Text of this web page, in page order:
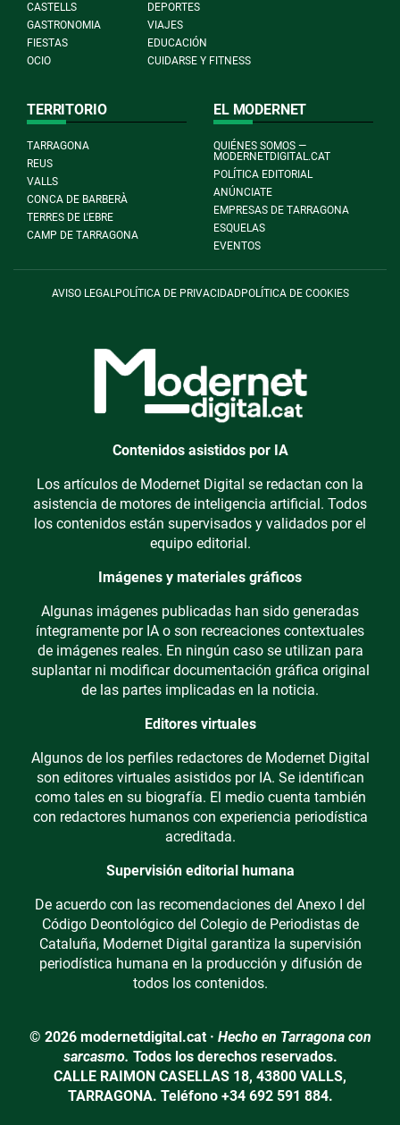
CASTELLS
DEPORTES
GASTRONOMIA
VIAJES
FIESTAS
EDUCACIÓN
OCIO
CUIDARSE Y FITNESS
TERRITORIO
TARRAGONA
REUS
VALLS
CONCA DE BARBERÀ
TERRES DE L'EBRE
CAMP DE TARRAGONA
EL MODERNET
QUIÉNES SOMOS —
MODERNETDIGITAL.CAT
POLÍTICA EDITORIAL
ANÚNCIATE
EMPRESAS DE TARRAGONA
ESQUELAS
EVENTOS
AVISO LEGALPOLÍTICA DE PRIVACIDADPOLÍTICA DE COOKIES
Contenidos asistidos por IA
Los artículos de Modernet Digital se redactan con la
asistencia de motores de inteligencia artificial. Todos
los contenidos están supervisados y validados por el
equipo editorial.
Imágenes y materiales gráficos
Algunas imágenes publicadas han sido generadas
íntegramente por IA o son recreaciones contextuales
de imágenes reales. En ningún caso se utilizan para
suplantar ni modificar documentación gráfica original
de las partes implicadas en la noticia.
Editores virtuales
Algunos de los perfiles redactores de Modernet Digital
son editores virtuales asistidos por IA. Se identifican
como tales en su biografía. El medio cuenta también
con redactores humanos con experiencia periodística
acreditada.
Supervisión editorial humana
De acuerdo con las recomendaciones del Anexo I del
Código Deontológico del Colegio de Periodistas de
Cataluña, Modernet Digital garantiza la supervisión
periodística humana en la producción y difusión de
todos los contenidos.
© 2026 modernetdigital.cat · Hecho en Tarragona con
sarcasmo. Todos los derechos reservados.
CALLE RAIMON CASELLAS 18, 43800 VALLS,
TARRAGONA. Teléfono +34 692 591 884.